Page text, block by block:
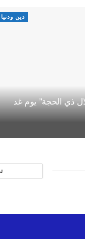
دين ودنيا
ذي الحجة” يوم غد